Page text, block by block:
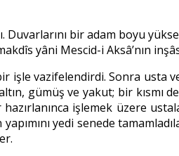
Duvarlarını bir adam boyu
yâni Mescid-i Aksâ’nın
işle vazifelendirdi. Sonra usta
gümüş ve yakut; bir kısmı
işlemek üzere
yedi senede